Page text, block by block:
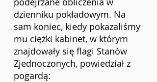
dzienniku pokładowym. Na
sam koniec, kiedy pokazaliśmy
mu ciężki kabinet, w którym
znajdowały się flagi Stanów
Zjednoczonych, powiedział z
pogardą: